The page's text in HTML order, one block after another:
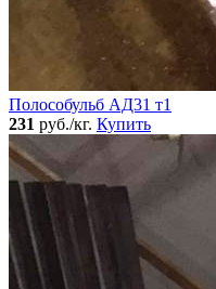
Полособульб АД31 т1
231 руб./кг. Купить